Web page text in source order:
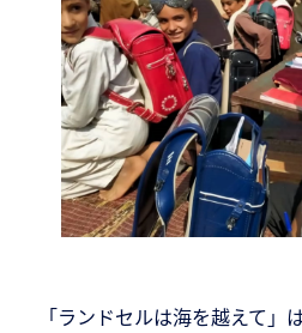
「ランドセルは海を越えて」